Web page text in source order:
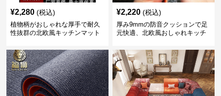
¥2,280 (税込)
植物柄がおしゃれな厚手で耐久
性抜群の北欧風キッチンマット
¥2,220 (税込)
厚み9mmの防音クッションで足
元快適、北欧風おしゃれキッチ